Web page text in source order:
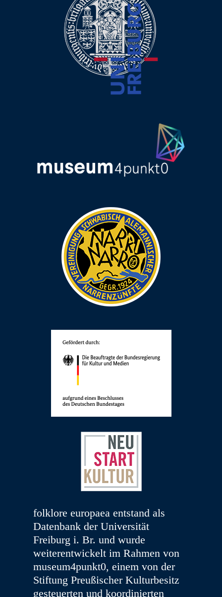
folklore europaea entstand als
Datenbank der Universität
Freiburg i. Br. und wurde
weiterentwickelt im Rahmen von
museum4punkt0, einem von der
Stiftung Preußischer Kulturbesitz
gesteuerten und koordinierten